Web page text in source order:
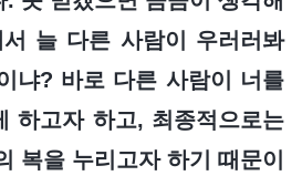
늘 다른 사람이 우러러봐
냐? 바로 다른 사람이 너를
하고자 하고, 최종적으로는
복을 누리고자 하기 때문이